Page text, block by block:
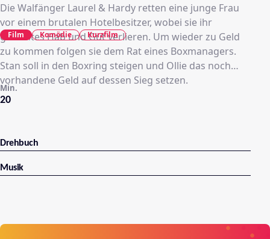
Die Walfänger Laurel & Hardy retten eine junge Frau
vor einem brutalen Hotelbesitzer, wobei sie ihr
gesamtes Hab und Gut verlieren. Um wieder zu Geld
zu kommen folgen sie dem Rat eines Boxmanagers.
Stan soll in den Boxring steigen und Ollie das noch
vorhandene Geld auf dessen Sieg setzen.
20
Min.
Film Komödie Kurzfilm
Drehbuch
Musik